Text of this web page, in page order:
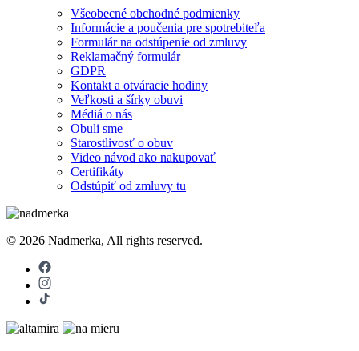
Všeobecné obchodné podmienky
Informácie a poučenia pre spotrebiteľa
Formulár na odstúpenie od zmluvy
Reklamačný formulár
GDPR
Kontakt a otváracie hodiny
Veľkosti a šírky obuvi
Médiá o nás
Obuli sme
Starostlivosť o obuv
Video návod ako nakupovať
Certifikáty
Odstúpiť od zmluvy tu
© 2026 Nadmerka, All rights reserved.